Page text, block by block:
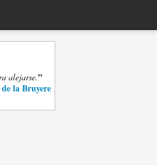
alejarse.”
la Bruyere